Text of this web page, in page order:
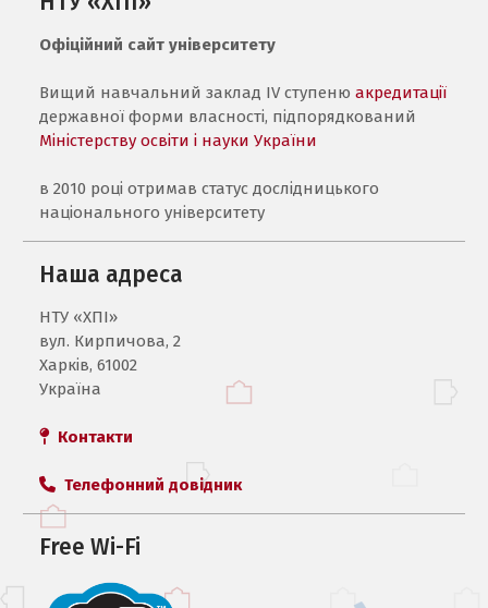
Офіційний сайт університету
Вищий навчальний заклад IV ступенюакредитації
державної форми власності, підпорядкований
Міністерству освіти і науки України
в 2010 році отримав статус дослідницького
національного університету
Наша адреса
НТУ «ХПI»
вул. Кирпичова, 2
Харків, 61002
Україна
Контакти
Телефонний довідник
Free Wi-Fi